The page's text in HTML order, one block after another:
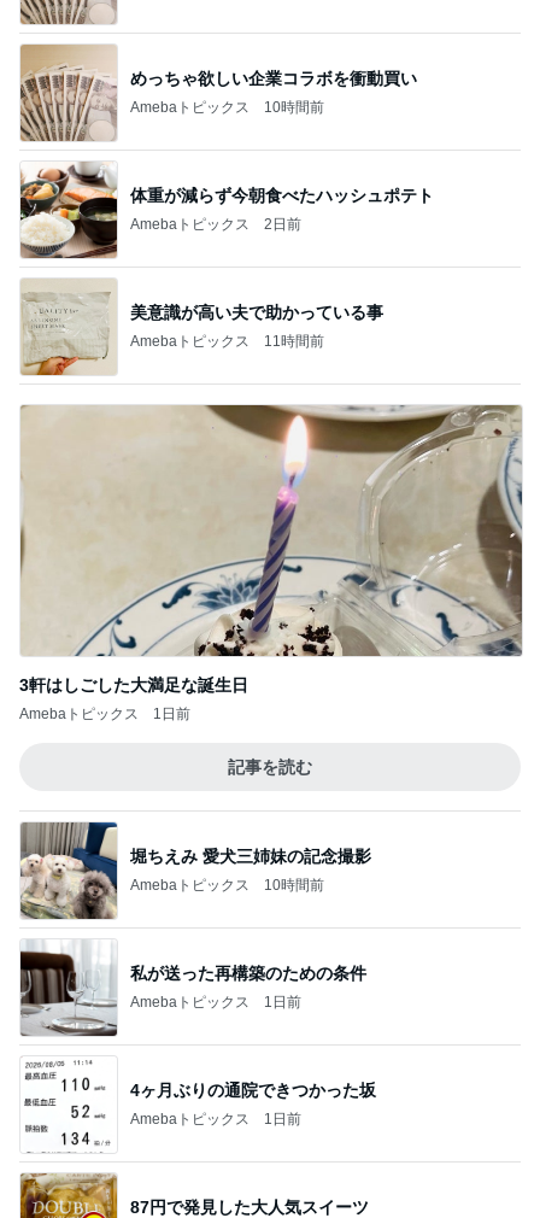
めっちゃ欲しい企業コラボを衝動買い
Amebaトピックス 10時間前
体重が減らず今朝食べたハッシュポテト
Amebaトピックス 2日前
美意識が高い夫で助かっている事
Amebaトピックス 11時間前
3軒はしごした大満足な誕生日
Amebaトピックス 1日前
記事を読む
堀ちえみ 愛犬三姉妹の記念撮影
Amebaトピックス 10時間前
私が送った再構築のための条件
Amebaトピックス 1日前
4ヶ月ぶりの通院できつかった坂
Amebaトピックス 1日前
87円で発見した大人気スイーツ